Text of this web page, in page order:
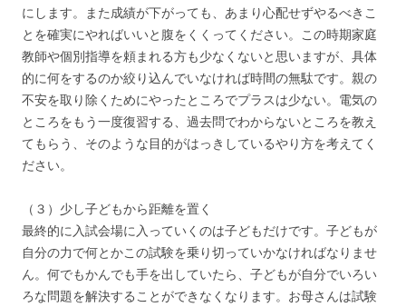
にします。また成績が下がっても、あまり心配せずやるべきこ
とを確実にやればいいと腹をくくってください。この時期家庭
教師や個別指導を頼まれる方も少なくないと思いますが、具体
的に何をするのか絞り込んでいなければ時間の無駄です。親の
不安を取り除くためにやったところでプラスは少ない。電気の
ところをもう一度復習する、過去問でわからないところを教え
てもらう、そのような目的がはっきしているやり方を考えてく
ださい。
（３）少し子どもから距離を置く
最終的に入試会場に入っていくのは子どもだけです。子どもが
自分の力で何とかこの試験を乗り切っていかなければなりませ
ん。何でもかんでも手を出していたら、子どもが自分でいろい
ろな問題を解決することができなくなります。お母さんは試験